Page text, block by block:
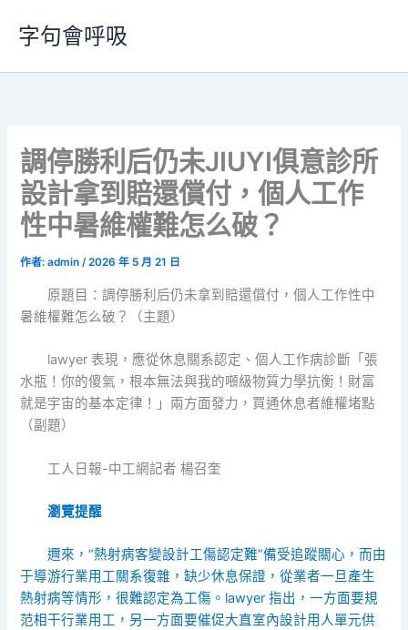
要
字句會呼吸
調停勝利后仍未JIUYI俱意診所
設計拿到賠還償付，個人工作
性中暑維權難怎么破？
作者:admin/2026 年 5 月 21 日
原題目：調停勝利后仍未拿到賠還償付，個人工作性中
暑維權難怎么破？（主題）
lawyer 表現，應從休息關系認定、個人工作病診斷「張
水瓶！你的傻氣，根本無法與我的噸級物質力學抗衡！財富
就是宇宙的基本定律！」兩方面發力，買通休息者維權堵點
（副題）
工人日報-中工網記者 楊召奎
瀏覽提醒
邇來，“熱射病客變設計工傷認定難”備受追蹤關心，而由
于導游行業用工關系復雜，缺少休息保證，從業者一旦產生
熱射病等情形，很難認定為工傷。lawyer 指出，一方面要規
范相干行業用工，另一方面要催促大直室內設計用人單元供